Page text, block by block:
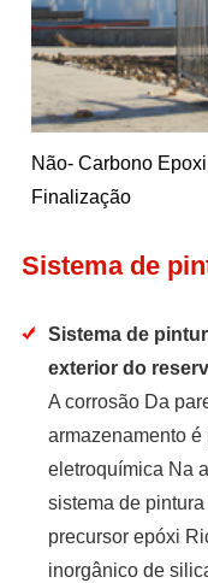
Não- Carbono
Finalização
Sistema de
Sistema de
exterior do
A corrosão Da
armazenamento
eletroquímica Na
sistema de
precursor epóxi
inorgânico de